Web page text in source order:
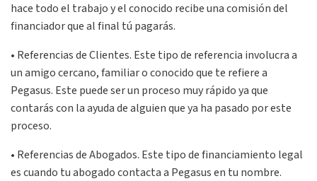
hace todo el trabajo y el conocido recibe una comisión del
financiador que al final tú pagarás.
• Referencias de Clientes. Este tipo de referencia involucra a
un amigo cercano, familiar o conocido que te refiere a
Pegasus. Este puede ser un proceso muy rápido ya que
contarás con la ayuda de alguien que ya ha pasado por este
proceso.
• Referencias de Abogados. Este tipo de financiamiento legal
es cuando tu abogado contacta a Pegasus en tu nombre.